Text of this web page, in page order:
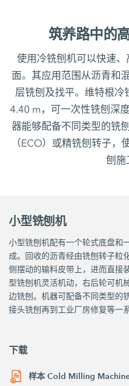
筑养路中的
使用冷铣刨机可以快速
面。其应用范围从沥青和
层铣刨及找平。维特根冷
4.40 m，可一次性铣刨深
器能够配备不同类型的铣
（ECO）或精铣刨转子
刨施
小型铣刨机
小型铣刨机配有一个轮式底盘和
成。回收的沥青经由铣刨转子粒
侧摆动的输料皮带上，进而直接
型铣刨机灵活机动，右后轮可机
边铣刨。机器可配备不同类型的
接头铣刨再到工业厂房修复等一
下载
样本 Cold Milling